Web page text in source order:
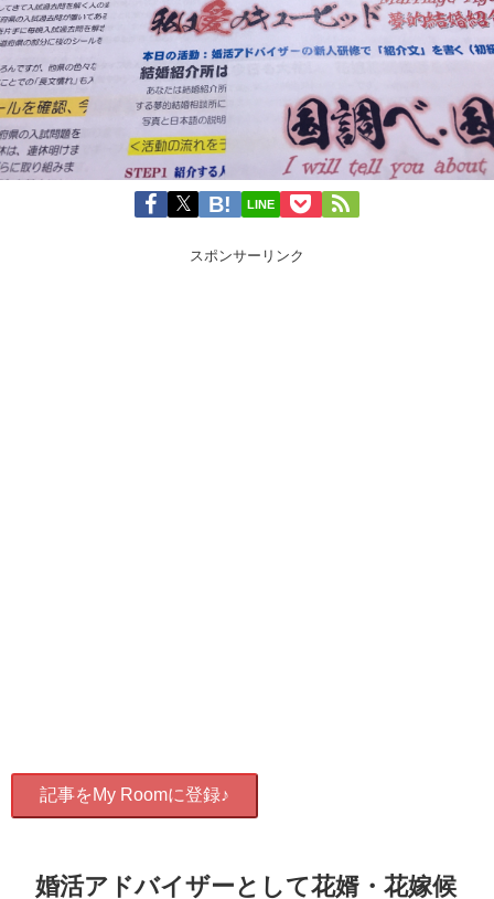
LINE
スポンサーリンク
記事をMy Roomに登録♪
婚活アドバイザーとして花婿・花嫁候